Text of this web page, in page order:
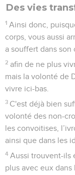
Des vies
1 Ainsi donc,
corps, vous aussi
a souffert dans son
2 afin de ne plus
mais la volonté de
vivre ici-bas.
3 C'est déjà bien
volonté des non-
les convoitises,
ainsi que dans les
4 Aussi trouvent-ils
plus avec eux